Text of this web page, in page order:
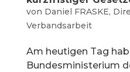
von Daniel FRASKE,
Verbandsarbeit
Am heutigen Tag
Bundesministerium